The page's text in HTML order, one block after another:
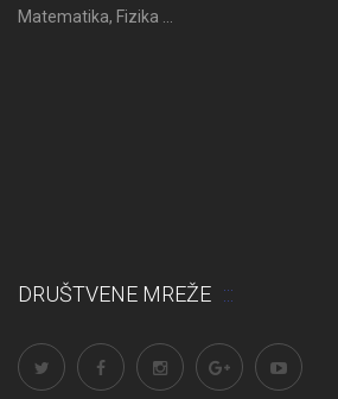
Matematika, Fizika …
DRUŠTVENE MREŽE